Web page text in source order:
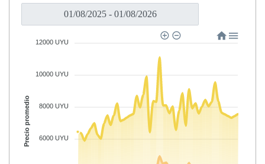
12000 UYU
10000 UYU
8000 UYU
6000 UYU
Precio promedio